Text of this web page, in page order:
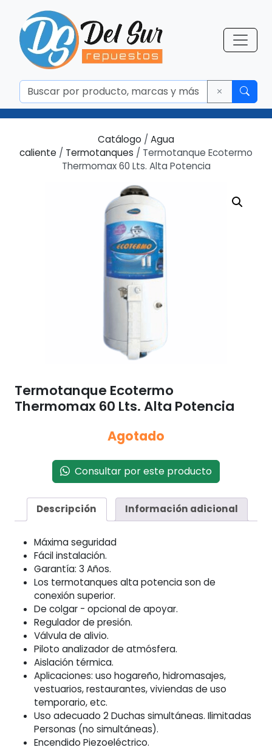
Catálogo / Agua
caliente / Termotanques / Termotanque Ecotermo
Thermomax 60 Lts. Alta Potencia
Termotanque Ecotermo
Thermomax 60 Lts. Alta Potencia
Agotado
Consultar por este producto
Descripción Información adicional
Máxima seguridad
Fácil instalación.
Garantía: 3 Años.
Los termotanques alta potencia son de
conexión superior.
De colgar - opcional de apoyar.
Regulador de presión.
Válvula de alivio.
Piloto analizador de atmósfera.
Aislación térmica.
Aplicaciones: uso hogareño, hidromasajes,
vestuarios, restaurantes, viviendas de uso
temporario, etc.
Uso adecuado 2 Duchas simultáneas. Ilimitadas
Personas (no simultáneas).
Encendido Piezoeléctrico.